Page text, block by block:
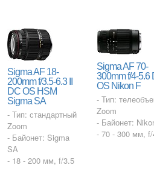
Sigma AF 18-
200mm f/3.5-6.3 II
DC OS HSM
Sigma SA
- Тип: стандартный
Zoom
- Байонет: Sigma
SA
- 18 - 200 мм, f/3.5
Sigma AF 70-
300mm f/4-5.6
OS Nikon F
- Тип:
Zoom
- Байонет:
- 70 - 300 мм,